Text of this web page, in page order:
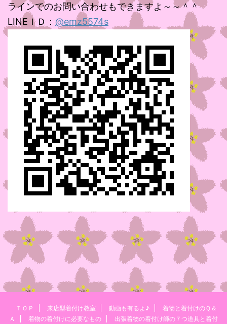
ラインでのお問い合わせもできますよ～～＾＾
LINEＩＤ： @emz5574s
ＴＯＰ 来店型着付け教室 動画も有るよ♪
着物と着付けのＱ＆
Ａ
着物の着付けに必要なもの 出張着物の着付け師の７つ道具と着付